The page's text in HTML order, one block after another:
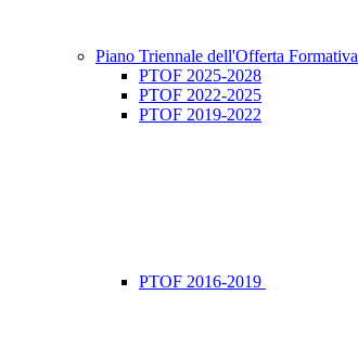
Piano Triennale dell'Offerta Formativa
PTOF 2025-2028
PTOF 2022-2025
PTOF 2019-2022
PTOF 2016-2019